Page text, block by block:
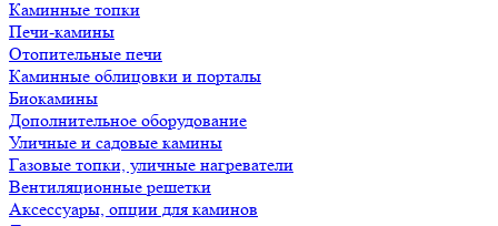
Каминные топки
Печи-камины
Отопительные печи
Каминные облицовки и порталы
Биокамины
Дополнительное оборудование
Уличные и садовые камины
Газовые топки, уличные нагреватели
Вентиляционные решетки
Аксессуары, опции для каминов